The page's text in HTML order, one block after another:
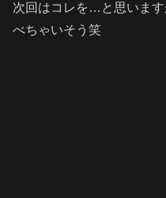
次回はコレを…と思いま
べちゃいそう笑